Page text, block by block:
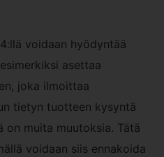
voidaan hyödyntää
asettaa
joka ilmoittaa
tietyn tuotteen kysyntä
on muita muutoksia. Tätä
voidaan siis ennakoida